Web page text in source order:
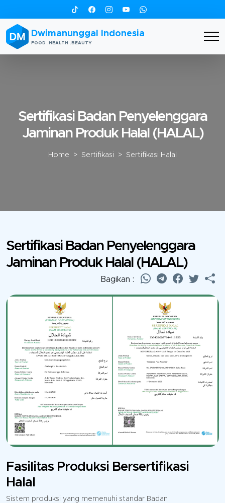
Dwimanunggal Indonesia
FOOD .HEALTH .BEAUTY
Sertifikasi Badan Penyelenggara
Jaminan Produk Halal (HALAL)
Home > Sertifikasi > Sertifikasi Halal
Sertifikasi Badan Penyelenggara
Jaminan Produk Halal (HALAL)
Bagikan :
Fasilitas Produksi Bersertifikasi
Halal
Sistem produksi yang memenuhi standar Badan